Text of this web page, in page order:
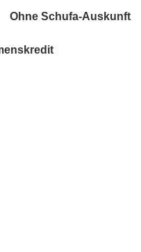
Ohne Schufa-Auskunft